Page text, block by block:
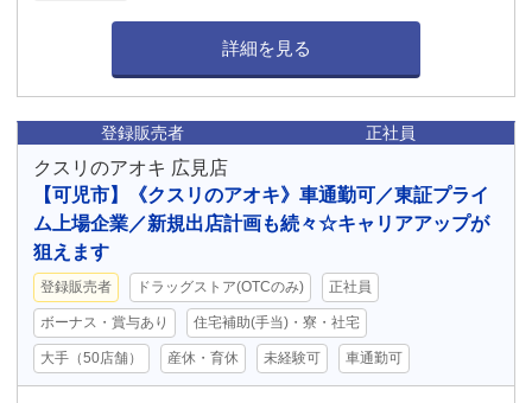
詳細を見る
登録販売者 正社員
クスリのアオキ 広見店
【可児市】《クスリのアオキ》車通勤可／東証プライ
ム上場企業／新規出店計画も続々☆キャリアアップが
狙えます
登録販売者 ドラッグストア(OTCのみ) 正社員
ボーナス・賞与あり 住宅補助(手当)・寮・社宅
大手（50店舗） 産休・育休 未経験可 車通勤可